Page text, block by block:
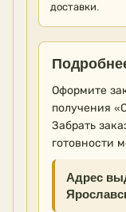
доставки.
Оформите
получения
Забрать
готовности
Адрес